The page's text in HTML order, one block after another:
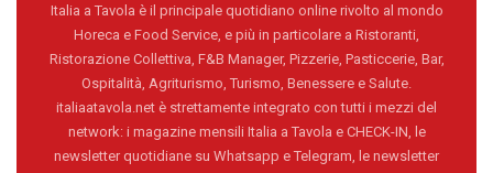
Italia a Tavola è il principale quotidiano online rivolto al mondo
Horeca e Food Service, e più in particolare a Ristoranti,
Ristorazione Collettiva, F&B Manager, Pizzerie, Pasticcerie, Bar,
Ospitalità, Agriturismo, Turismo, Benessere e Salute.
italiaatavola.net è strettamente integrato con tutti i mezzi del
network: i magazine mensili Italia a Tavola e CHECK-IN, le
newsletter quotidiane su Whatsapp e Telegram, le newsletter